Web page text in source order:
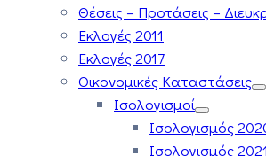
Θέσεις – Προτάσεις –
Εκλογές 2011
Εκλογές 2017
Οικονομικές Καταστάσεις
Ισολογισμοί
Ισολογισμός
Ισολογισμός 2021